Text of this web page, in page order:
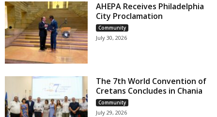
AHEPA Receives Philadelphia
City Proclamation
Community
July 30, 2026
The 7th World Convention of
Cretans Concludes in Chania
Community
July 29, 2026